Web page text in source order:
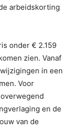
arbeidskorting
onder € 2.159
zien. Vanaf
in een
Voor
en de
van de